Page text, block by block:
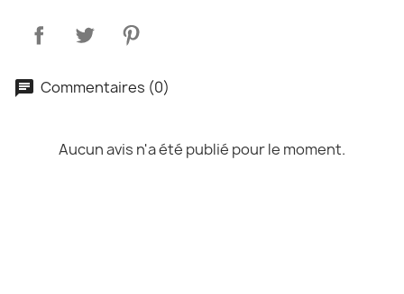
Commentaires (0)
Aucun avis n'a été publié pour le moment.